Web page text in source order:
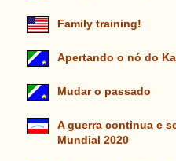
Family training!
Apertando o nó do
Mudar o passado
A guerra continua e
Mundial 2020